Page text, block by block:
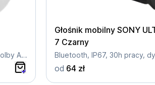
Wi-Fi / Bluetooth / AirPlay / Dolby Atmos
Głośnik mobilny SONY
7 Czarny
od 64 zł